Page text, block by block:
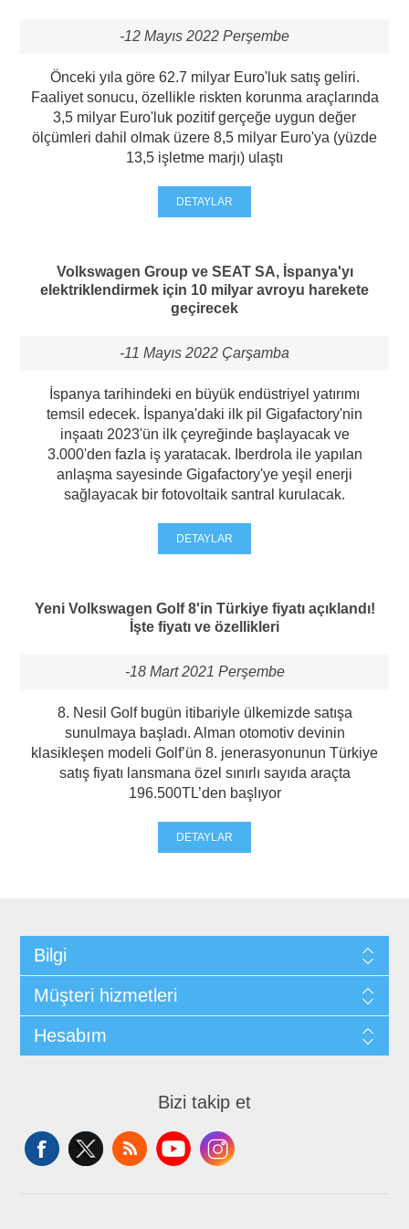
-12 Mayıs 2022 Perşembe
Önceki yıla göre 62.7 milyar Euro'luk satış geliri.
Faaliyet sonucu, özellikle riskten korunma araçlarında
3,5 milyar Euro'luk pozitif gerçeğe uygun değer
ölçümleri dahil olmak üzere 8,5 milyar Euro'ya (yüzde
13,5 işletme marjı) ulaştı
DETAYLAR
Volkswagen Group ve SEAT SA, İspanya'yı
elektriklendirmek için 10 milyar avroyu harekete
geçirecek
-11 Mayıs 2022 Çarşamba
İspanya tarihindeki en büyük endüstriyel yatırımı
temsil edecek. İspanya'daki ilk pil Gigafactory'nin
inşaatı 2023'ün ilk çeyreğinde başlayacak ve
3.000'den fazla iş yaratacak. Iberdrola ile yapılan
anlaşma sayesinde Gigafactory'ye yeşil enerji
sağlayacak bir fotovoltaik santral kurulacak.
DETAYLAR
Yeni Volkswagen Golf 8'in Türkiye fiyatı açıklandı!
İşte fiyatı ve özellikleri
-18 Mart 2021 Perşembe
8. Nesil Golf bugün itibariyle ülkemizde satışa
sunulmaya başladı. Alman otomotiv devinin
klasikleşen modeli Golf’ün 8. jenerasyonunun Türkiye
satış fiyatı lansmana özel sınırlı sayıda araçta
196.500TL’den başlıyor
DETAYLAR
Bilgi
Müşteri hizmetleri
Hesabım
Bizi takip et